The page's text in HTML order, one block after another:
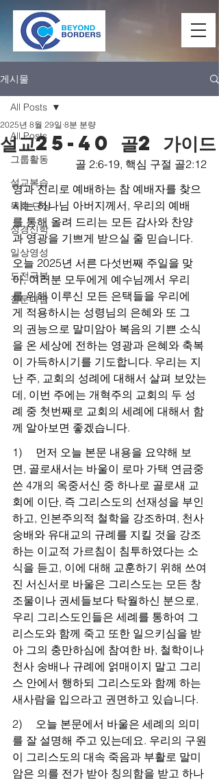
게시물
All Posts
그룹활동
설교복습
목회 단상
성경신학
일상영성
도전극복
질문과답
All Posts
설교25-40 골2 가이드
2025년 8월 29일 8분 분량
골 2:6-19, 핵심 구절 골2:12
영과 진리로 예배하는 참 예배자를 찾으
시는 하나님 아버지께서, 우리의 예배
를 통해 올려 드리는 모든 감사와 찬양
과 영광을 기쁘게 받으실 줄 믿습니다.
오늘 2025년 서른 다섯번째 주일을 맞
아, 여러분 모두에게 예수님께서 우리
를 위해 이루신 모든 은택들을 우리에
게 적용하시는 성령님의 은혜와 또 그
의 권능으로 말미암아 복음의 기쁜 소식
을 온 세상에 전하는 영광과 은혜와 축복
이 가득하시기를 기도합니다. 우리는 지
난 주, 교회의 성례에 대해서 살펴 보았는
데, 이번 주에는 개혁주의 교회의 두 성
례 중 첫번째로 교회의 세례에 대해서 함
께 알아보면 좋겠습니다.
1)     먼저 오늘 본문 내용을 요약해 보
면, 골로새서는 바울이 로마 가택 연금중
쓴 4개의 옥중서신 중 하나로 골로새 교
회에 이단, 즉 그리스도의 선재성을 부인
하고, 인본주의적 철학을 강조하며, 천사
숭배와 유대교의 규례를 지킬 것을 강조
하는 이교적 가르침이 침투하였다는 소
식을 듣고, 이에 대해 교훈하기 위해 쓰여
진 서신서로 바울은 그리스도는 모든 창
조물이나 권세들보다 탁월하신 분으로,
우리 그리스도인들은 세례를 통하여 그
리스도와 함께 죽고 또한 일으키심을 받
아 그의 충만하심에 참여한 바, 철학이나
천사 숭배나 규례에 얽매이지 말고 그리
스 안에서 행하되 그리스도와 함께 하는
새사람을 입으라고 권면하고 있습니다.
2)     오늘 본문에서 바울은 세례의 의미
를 잘 설명해 주고 있는데요. 우리의 구원
이 그리스도의 대속 죽음과 부활로 말미
암은 의를 전가 받아 칭의함을 받고 하나